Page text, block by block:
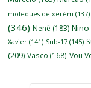
moleques de xerém (137)
(346) Nenê (183) Nino
Xavier (141) Sub-17 (145)
(209) Vasco (168) Vou